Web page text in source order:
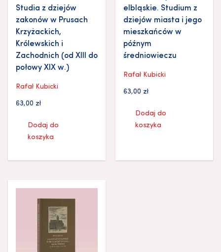
Studia z dziejów
zakonów w Prusach
Krzyżackich,
Królewskich i
Zachodnich (od XIII do
połowy XIX w.)
Rafał Kubicki
63,00 zł
Dodaj do
koszyka
elbląskie. Studium z
dziejów miasta i jego
mieszkańców w
późnym
średniowieczu
Rafał Kubicki
63,00 zł
Dodaj do
koszyka